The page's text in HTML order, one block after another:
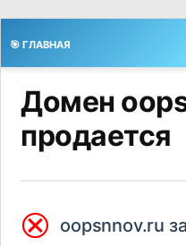
🎯 ГЛАВНАЯ
Домен
продается
⮿ oopsnnov.ru